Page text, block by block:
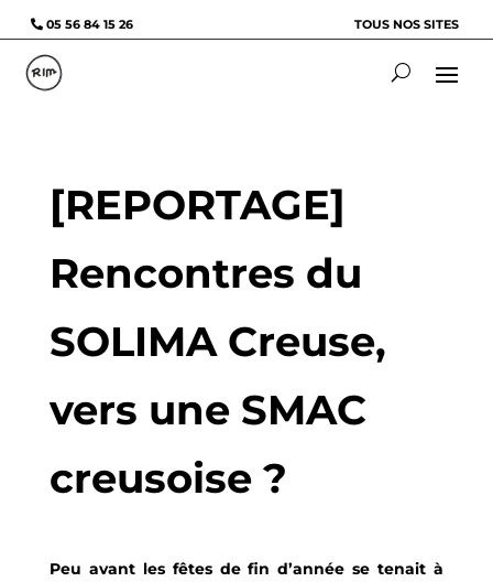
05 56 84 15 26 TOUS NOS SITES
[REPORTAGE]
Rencontres du
SOLIMA Creuse,
vers une SMAC
creusoise ?
Peu avant les fêtes de fin d’année se tenait à